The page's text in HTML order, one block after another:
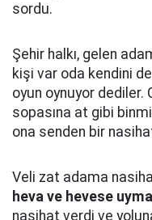
sordu.
Şehir halkı, gelen
kişi var oda kendini
oyun oynuyor dediler.
sopasına at gibi
ona senden bir
Veli zat adama
heva ve hevese
nasihat verdi ve